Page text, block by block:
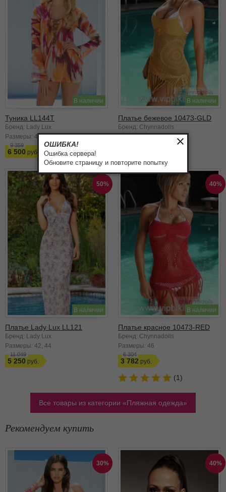
В наличии
Туника LL144T
Бренд: Lady Lux
Размеры: 42 44
9 359
6 500
В наличии
Платье бежевое 10473-GLD
Бренд: Chynnadolls
Размеры:46
50%
В наличии
Платье Lady Lux LL121
Бренд: Lady Lux
Размеры: 42 44
11 049
5 250
40%
В наличии
Платье красное 10473-RED
Бренд: Chynnadolls
Размеры: 46
6 304
3 782
(1)
Все товары из категории Пляжная одежда
Рекомендуем купить
30% 40%
ОШИБКА!
Ошибка сервера!
Обновите страницу и повторите попытку